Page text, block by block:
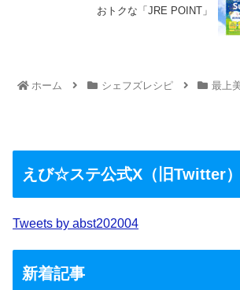
おトクな「JRE POINT」
ホーム シェフズレシピ 最上
えび☆ステ公式X（旧Twitter）
Tweets by abst202004
新着記事